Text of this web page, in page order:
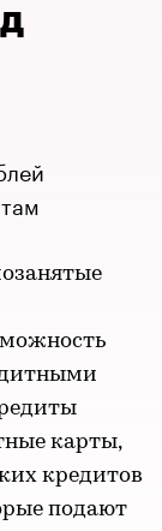
карты,
кредитов
подают